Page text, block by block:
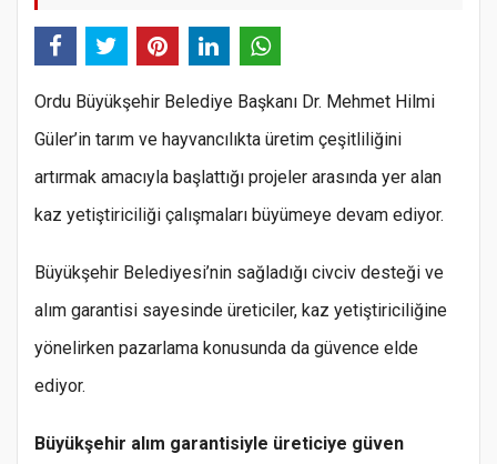
Ordu Büyükşehir Belediye Başkanı Dr. Mehmet Hilmi
Güler’in tarım ve hayvancılıkta üretim çeşitliliğini
artırmak amacıyla başlattığı projeler arasında yer alan
kaz yetiştiriciliği çalışmaları büyümeye devam ediyor.
Büyükşehir Belediyesi’nin sağladığı civciv desteği ve
alım garantisi sayesinde üreticiler, kaz yetiştiriciliğine
yönelirken pazarlama konusunda da güvence elde
ediyor.
Büyükşehir alım garantisiyle üreticiye güven